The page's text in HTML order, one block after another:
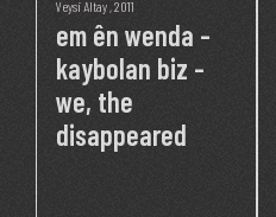
Veysi Altay , 2011
em ên wenda -
kaybolan biz -
we, the
disappeared